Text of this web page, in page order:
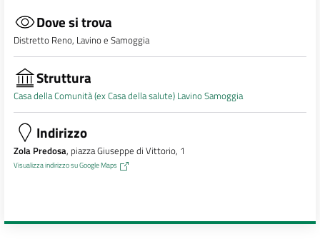
Dove si trova
Distretto Reno, Lavino e Samoggia
Struttura
Casa della Comunità (ex Casa della salute) Lavino Samoggia
Indirizzo
Zola Predosa, piazza Giuseppe di Vittorio, 1
Visualizza indirizzo su Google Maps